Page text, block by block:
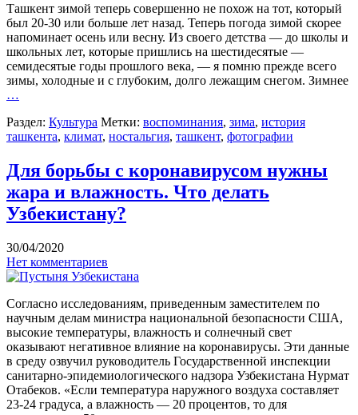
Ташкент зимой теперь совершенно не похож на тот, который
был 20-30 или больше лет назад. Теперь погода зимой скорее
напоминает осень или весну. Из своего детства — до школы и
школьных лет, которые пришлись на шестидесятые —
семидесятые годы прошлого века, — я помню прежде всего
зимы, холодные и с глубоким, долго лежащим снегом. Зимнее
…
Раздел: Культура Метки: воспоминания, зима, история
ташкента, климат, ностальгия, ташкент, фотографии
Для борьбы с коронавирусом нужны
жара и влажность. Что делать
Узбекистану?
30/04/2020
Нет комментариев
Согласно исследованиям, приведенным заместителем по
научным делам министра национальной безопасности США,
высокие температуры, влажность и солнечный свет
оказывают негативное влияние на коронавирусы. Эти данные
в среду озвучил руководитель Государственной инспекции
санитарно-эпидемиологического надзора Узбекистана Нурмат
Отабеков. «Если температура наружного воздуха составляет
23-24 градуса, а влажность — 20 процентов, то для